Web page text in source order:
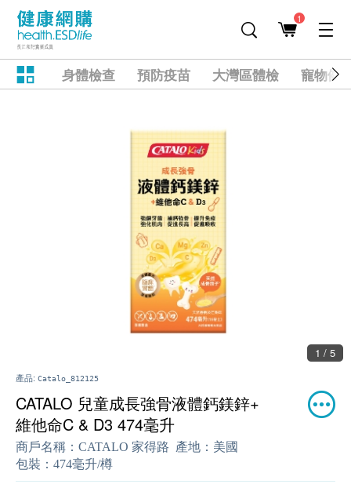
1
身體檢查 預防疫苗 大灣區體檢 寵物健
1 / 5
產品: Catalo_812125
CATALO 兒童成長強骨液體鈣鎂鋅+
維他命C & D3 474毫升
商戶名稱： CATALO 家得路 產地： 美國
包裝： 474毫升/樽